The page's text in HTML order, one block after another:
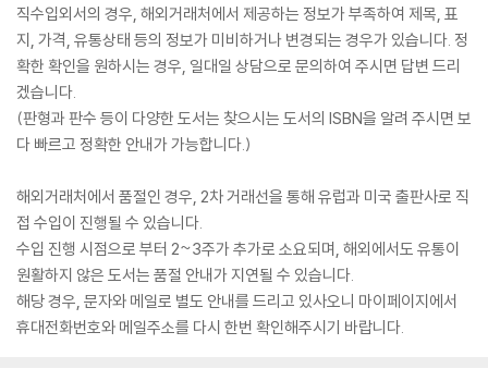
직수입외서의 경우, 해외거래처에서 제공하는 정보가 부족하여 제목, 표
지, 가격, 유통상태 등의 정보가 미비하거나 변경되는 경우가 있습니다. 정
확한 확인을 원하시는 경우, 일대일 상담으로 문의하여 주시면 답변 드리
겠습니다.
(판형과 판수 등이 다양한 도서는 찾으시는 도서의 ISBN을 알려 주시면 보
다 빠르고 정확한 안내가 가능합니다.)
해외거래처에서 품절인 경우, 2차 거래선을 통해 유럽과 미국 출판사로 직
접 수입이 진행될 수 있습니다.
수입 진행 시점으로 부터 2~3주가 추가로 소요되며, 해외에서도 유통이
원활하지 않은 도서는 품절 안내가 지연될 수 있습니다.
해당 경우, 문자와 메일로 별도 안내를 드리고 있사오니 마이페이지에서
휴대전화번호와 메일주소를 다시 한번 확인해주시기 바랍니다.